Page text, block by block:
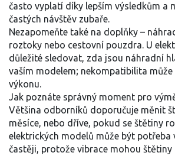
často vyplatí díky lepším výsledkům a
častých návštěv zubaře.
Nezapomeňte také na doplňky –
roztoky nebo cestovní pouzdra. U
důležité sledovat, zda jsou náhradní
vaším modelem; nekompatibilita může
výkonu.
Jak poznáte správný moment pro
Většina odborníků doporučuje měnit
měsíce, nebo dříve, pokud se štětiny
elektrických modelů může být potřeba
častěji, protože vibrace mohou